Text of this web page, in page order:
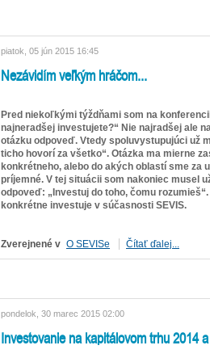
piatok, 05 jún 2015 16:45
Nezávidím veľkým hráčom...
Pred niekoľkými týždňami som na
najneradšej investujete?“ Nie najradšej ale
otázku odpoveď. Vtedy spoluvystupujúci už
ticho hovorí za všetko“. Otázka ma mierne
konkrétneho, alebo do akých oblastí sme za
príjemné. V tej situácii som nakoniec musel
odpoveď: „Investuj do toho, čomu
konkrétne investuje v súčasnosti SEVIS.
Zverejnené v O SEVISe Čítať ďalej...
pondelok, 30 marec 2015 02:00
Investovanie na kapitálovom trhu 2014